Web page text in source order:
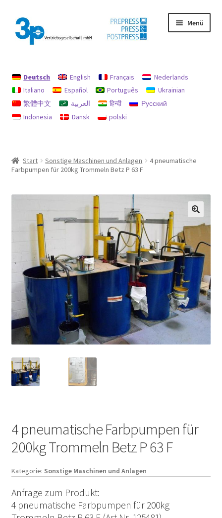
Zur
Navigation
springen
Zum
Inhalt
springen
Menü
Datenschutz
Gebrauchtmaschinen
Deutsch English Français
Nederlands
Italiano
Español Português
Ukrainian
繁體中文
العربية हिन्दी
Русский
Indonesia
Dansk polski
Start Sonstige Maschinen und Anlagen
4 pneumatische
Farbpumpen für 200kg Trommeln Betz P 63 F
4 pneumatische Farbpumpen für
200kg Trommeln Betz P 63 F
Kategorie: Sonstige Maschinen und Anlagen
Anfrage zum Produkt:
4 pneumatische Farbpumpen für 200kg